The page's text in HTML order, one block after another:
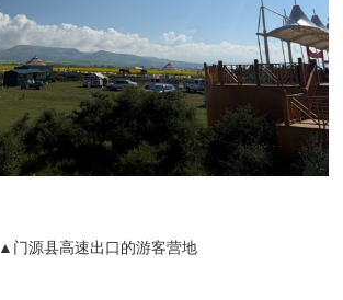
▲门源县高速出口的游客营地